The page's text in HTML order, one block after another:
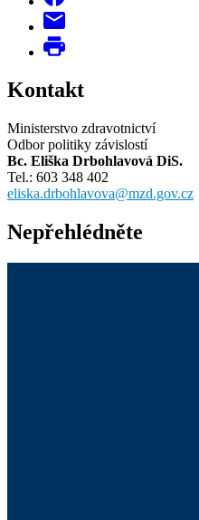
Kontakt
Ministerstvo zdravotnictví
Odbor politiky závislostí
Bc. Eliška Drbohlavová DiS.
Tel.: 603 348 402
eliska.drbohlavova@mzd.gov.cz
Nepřehlédněte